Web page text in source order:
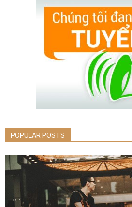
POPULAR POSTS